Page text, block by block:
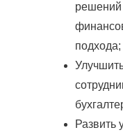
решений
подхода;
Развить